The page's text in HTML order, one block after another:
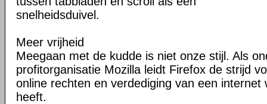
snelheidsduivel.
Meer vrijheid
Meegaan met de kudde is niet onze stijl. Als
profitorganisatie Mozilla leidt Firefox de strijd
online rechten en verdediging van een internet
heeft.